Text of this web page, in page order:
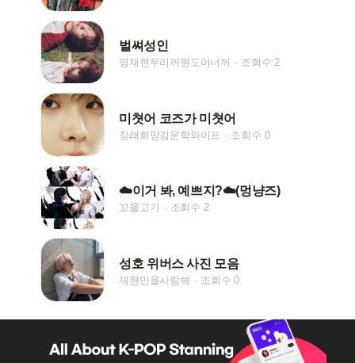
벌쎠성인
명재현우리꺼원도어너꺼 조회수 2
미쳣어 코즈가 미쳣어
장래희망김운학와이프 조회수 0
☁️이거 봐, 예쁘지?☁️(멍냥즈)
꼬물고기 조회수 2
성호 위버스 사진 모음
재현만을사랑해 조회수 0